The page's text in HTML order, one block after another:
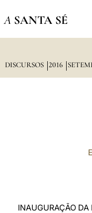
A SANTA SÉ
DISCURSOS 2016
INAUGURAÇÃO